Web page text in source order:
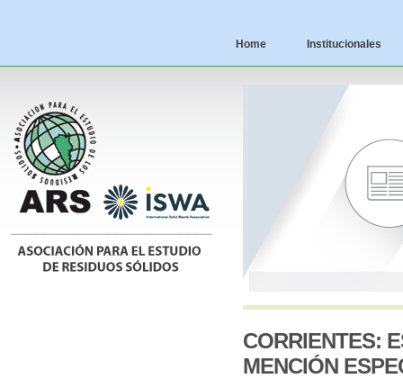
Home Institucionales
CORRIENTES:
MENCIÓN